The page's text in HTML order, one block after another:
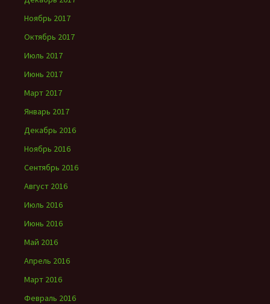
Ноябрь 2017
Октябрь 2017
Июль 2017
Июнь 2017
Март 2017
Январь 2017
Декабрь 2016
Ноябрь 2016
Сентябрь 2016
Август 2016
Июль 2016
Июнь 2016
Май 2016
Апрель 2016
Март 2016
Февраль 2016